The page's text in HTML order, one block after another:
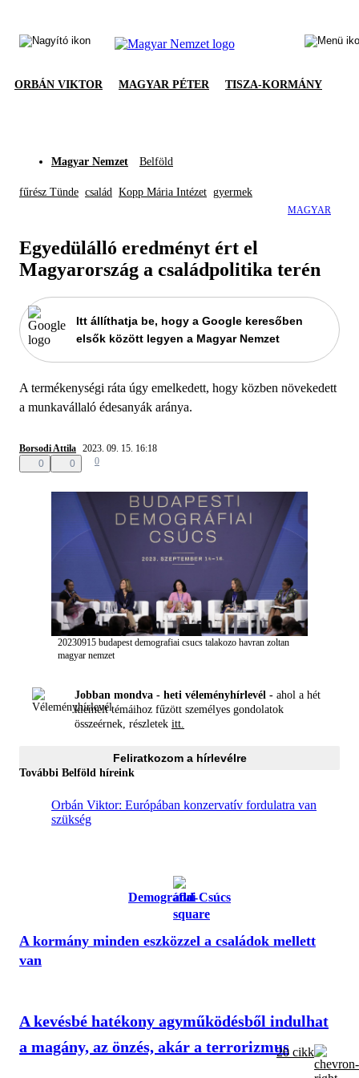
ORBÁN VIKTOR MAGYAR PÉTER TISZA-KORMÁNY
Magyar Nemzet Belföld
fűrész Tünde család Kopp Mária Intézet gyermek
MAGYAR
Egyedülálló eredményt ért el
Magyarország a családpolitika terén
Itt állíthatja be, hogy a Google keresőben
elsők között legyen a Magyar Nemzet
A termékenységi ráta úgy emelkedett, hogy közben növekedett
a munkavállaló édesanyák aránya.
Borsodi Attila 2023. 09. 15. 16:18
0
0 0
20230915 budapest demografiai csucs talakozo havran zoltan
magyar nemzet
Jobban mondva - heti véleményhírlevél - ahol a hét
kiemelt témáihoz fűzött személyes gondolatok
összeérnek, részletek itt.
Feliratkozom a hírlevélre
További Belföld híreink
Orbán Viktor: Európában konzervatív fordulatra van
szükség
Demográfiai Csúcs
A kormány minden eszközzel a családok mellett
van
A kevésbé hatékony agyműködésből indulhat
a magány, az önzés, akár a terrorizmus20 cikk